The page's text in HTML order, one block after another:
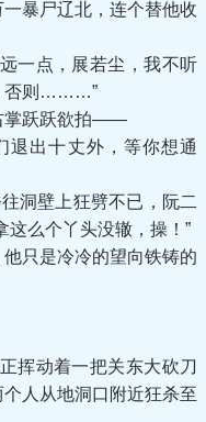
暴尸辽北，连个替他收
一点，展若尘，我不听
否则………”
掌跃跃欲拍——
出十丈外，等你想通
洞壁上狂劈不已，阮二
这么个丫头没辙，操！”
只是冷冷的望向铁铸的
挥动着一把关东大砍刀
人从地洞口附近狂杀至